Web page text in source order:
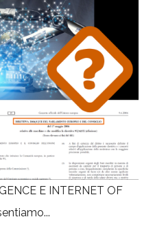
E INTERNET OF